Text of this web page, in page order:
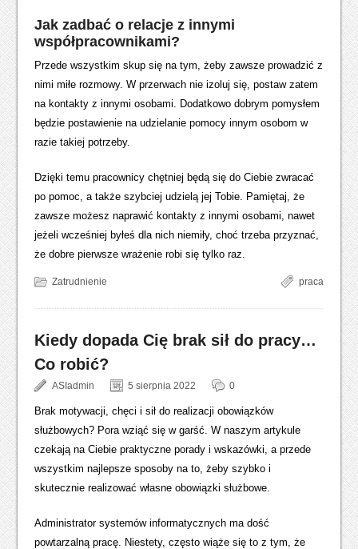
Jak zadbać o relacje z innymi
współpracownikami?
Przede wszystkim skup się na tym, żeby zawsze prowadzić z
nimi miłe rozmowy. W przerwach nie izoluj się, postaw zatem
na kontakty z innymi osobami. Dodatkowo dobrym pomysłem
będzie postawienie na udzielanie pomocy innym osobom w
razie takiej potrzeby.
Dzięki temu pracownicy chętniej będą się do Ciebie zwracać
po pomoc, a także szybciej udzielą jej Tobie. Pamiętaj, że
zawsze możesz naprawić kontakty z innymi osobami, nawet
jeżeli wcześniej byłeś dla nich niemiły, choć trzeba przyznać,
że dobre pierwsze wrażenie robi się tylko raz.
Zatrudnienie praca
Kiedy dopada Cię brak sił do pracy…
Co robić?
ASIadmin 5 sierpnia 2022 0
Brak motywacji, chęci i sił do realizacji obowiązków
służbowych? Pora wziąć się w garść. W naszym artykule
czekają na Ciebie praktyczne porady i wskazówki, a przede
wszystkim najlepsze sposoby na to, żeby szybko i
skutecznie realizować własne obowiązki służbowe.
Administrator systemów informatycznych ma dość
powtarzalną pracę. Niestety, często wiąże się to z tym, że